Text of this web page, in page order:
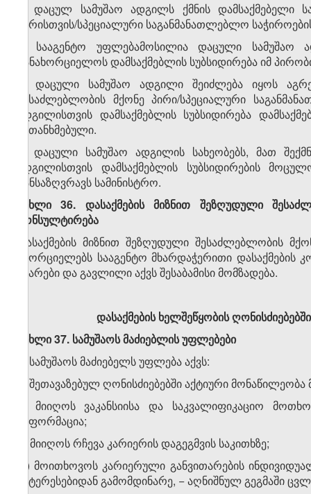
1. დაცულ სამუშაო ადგილს ქმნის დამსაქმებელი
პირისთვის/სპეციალური საგანმანათლებლო
2. სააგენტო უფლებამოსილია დაცული სამუშაო
განახორციელოს დამსაქმებლის სუბსიდირება იმ
3. დაცული სამუშაო ადგილი შეიძლება იყოს
შესაძლებლობის მქონე პირი/სპეციალური
ადგილისთვის დამსაქმებლის სუბსიდირება
შეთანხმებული.
4. დაცული სამუშაო ადგილის სახეობებს, მათ
ადგილისთვის დამსაქმებლის სუბსიდირების
განსაზღვრავს სამინისტრო.
მუხლი 36. დასაქმების მიზნით შეზღუდული
კონსულტირება
დასაქმების მიზნით შეზღუდული შესაძლებლობის
ახორციელებს სააგენტო მხარდაჭერითი
უნარები და გავლილი აქვს შესაბამისი მომზადება.
დასაქმების ხელშეწყობის
მუხლი 37. სამუშაოს მაძიებლის უფლებები
1. სამუშაოს მაძიებელს უფლება აქვს:
ა) შეთავაზებულ ღონისძიებებში აქტიური
ბ) მიიღოს ვაკანსიისა და საკვალიფიკაციო
ინფორმაცია;
გ) მიიღოს რჩევა კარიერის დაგეგმვის საკითხზე;
დ) მოითხოვოს კარიერული განვითარების
ინტერესებიდან გამომდინარე, − აღნიშნულ გეგმაში